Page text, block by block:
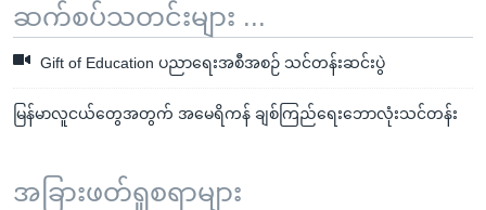
ဆက်စပ်သတင်းများ ...
Gift of Education ပညာရေးအစီအစဉ် သင်တန်းဆင်းပွဲ
မြန်မာလူငယ်တွေအတွက် အမေရိကန် ချစ်ကြည်ရေးဘောလုံးသင်တန်း
အခြားဖတ်ရှုစရာများ